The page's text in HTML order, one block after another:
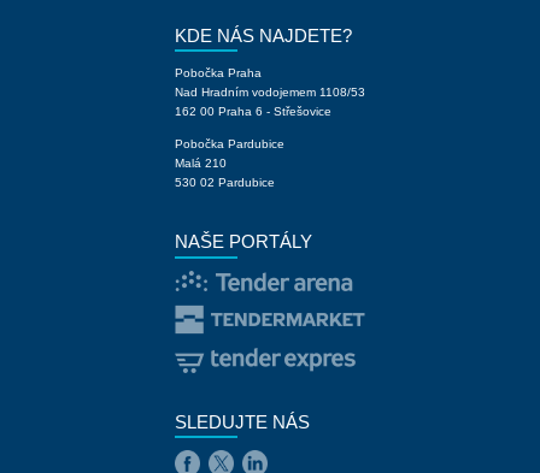
KDE NÁS NAJDETE?
Pobočka Praha
Nad Hradním vodojemem 1108/53
162 00 Praha 6 - Střešovice
Pobočka Pardubice
Malá 210
530 02 Pardubice
NAŠE PORTÁLY
SLEDUJTE NÁS